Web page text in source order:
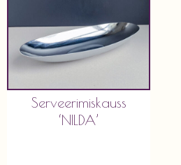
Serveerimiskauss
‘NILDA’